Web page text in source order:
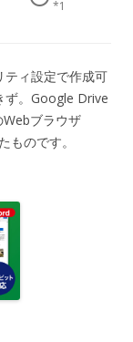
*1
ィ設定で作成可
ず。Google Drive
Webブラウザ
ものです。